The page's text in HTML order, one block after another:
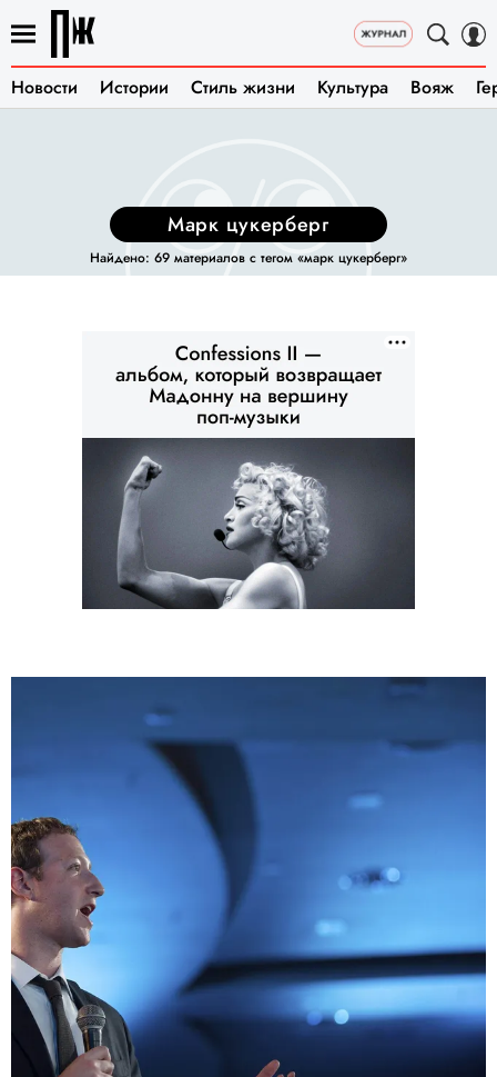
Новости Истории Стиль жизни Культура Вояж
марк цукерберг
Найдено: 69 материалов с тегом «марк цукерберг»